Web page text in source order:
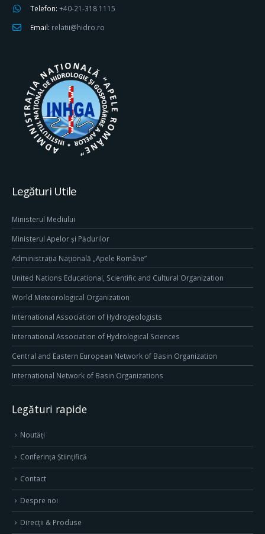
Telefon: +40-21-318 1115
Email: relatii@hidro.ro
Legături Utile
Ministerul Mediului
Ministerul Apelor și Pădurilor
Administrația Națională „Apele Române”
United Nations Educational, Scientific and Cultural Organization
World Meteorological Organization
International Association of Hydrogeologists
International Association of Hydrological Sciences
Central and Eastern European Network of Basin Organization
International Network of Basin Organizations
Legături rapide
Noutăți
Conferința Științifică
Contact
Despre noi
Direcţii & Produse